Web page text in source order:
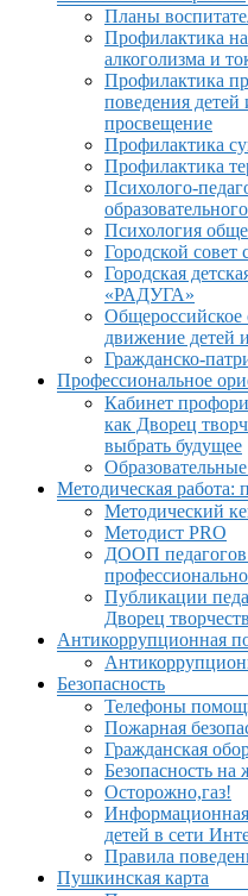
Планы
Профилактика
алкоголизма и
Профилактика
поведения детей
просвещение
Профилактика
Профилактика
Психолого-
Психология
Городской совет
Городская
«РАДУГА»
Общероссийское
движение детей
Гражданско-
Профессиональное
Кабинет
как Дворец
выбрать будущее
Методическая работа:
Методический
Методист PRO
ДООП педагогов
Публикации
Дворец
Антикоррупционная
Безопасность
Телефоны
Пожарная
Гражданская
Безопасность на
Осторожно,газ!
Информационная
детей в сети
Правила
Пушкинская карта